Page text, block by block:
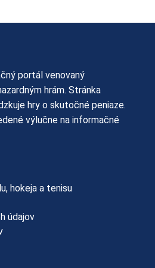
portál venovaný
hrám. Stránka
hry o skutočné peniaze.
výlučne na informačné
hokeja a tenisu
údajov